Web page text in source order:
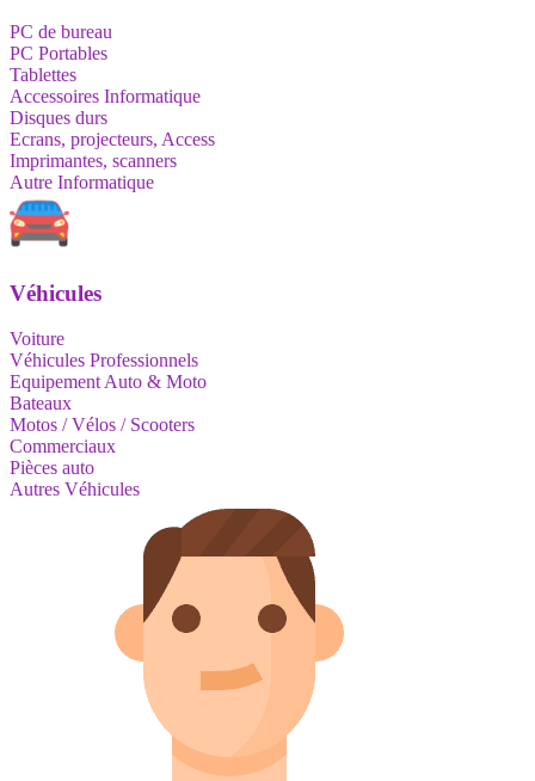
PC de bureau
PC Portables
Tablettes
Accessoires Informatique
Disques durs
Ecrans, projecteurs, Access
Imprimantes, scanners
Autre Informatique
Véhicules
Voiture
Véhicules Professionnels
Equipement Auto & Moto
Bateaux
Motos / Vélos / Scooters
Commerciaux
Pièces auto
Autres Véhicules